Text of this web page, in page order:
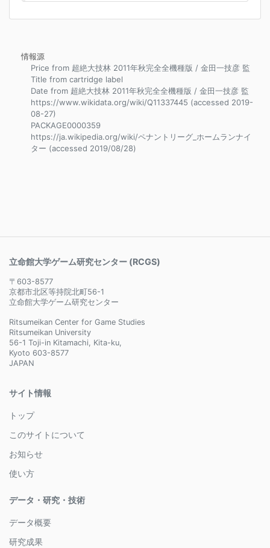
情報源
Price from 超絶大技林 2011年秋完全全機種版 / 金田一技彦 監
Title from cartridge label
Date from 超絶大技林 2011年秋完全全機種版 / 金田一技彦 監
https://www.wikidata.org/wiki/Q11337445 (accessed 2019-
08-27)
PACKAGE0000359
https://ja.wikipedia.org/wiki/ペナントリーグ_ホームランナイ
ター (accessed 2019/08/28)
立命館大学ゲーム研究センター (RCGS)
〒603-8577
京都市北区等持院北町56-1
立命館大学ゲーム研究センター
Ritsumeikan Center for Game Studies
Ritsumeikan University
56-1 Toji-in Kitamachi, Kita-ku,
Kyoto 603-8577
JAPAN
サイト情報
トップ
このサイトについて
お知らせ
使い方
データ・研究・技術
データ概要
研究成果